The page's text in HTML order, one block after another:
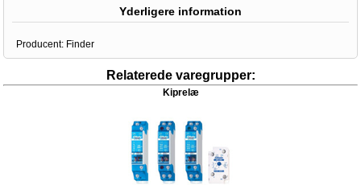
Yderligere information
Producent: Finder
Relaterede varegrupper:
Kiprelæ